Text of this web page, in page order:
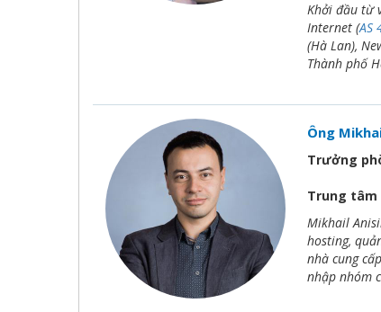
Khởi đầu từ
Internet (AS
(Hà Lan),
Thành phố
Ông
Trưởng
Trung tâm
Mikhail
hosting,
nhà cung
nhập nhóm